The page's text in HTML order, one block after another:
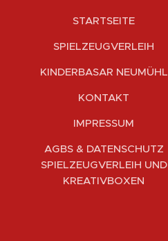
STARTSEITE
SPIELZEUGVERLEIH
KINDERBASAR NEUMÜHL
KONTAKT
IMPRESSUM
AGBS & DATENSCHUTZ
SPIELZEUGVERLEIH UND
KREATIVBOXEN